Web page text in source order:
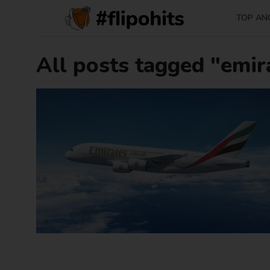
TOP
All posts tagged